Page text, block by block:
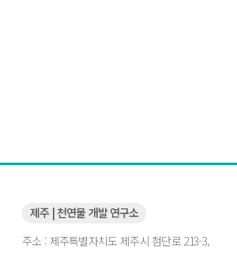
제주 | 천연물 개발 연구소
주소 : 제주특별자치도 제주시 첨단로 213-3,